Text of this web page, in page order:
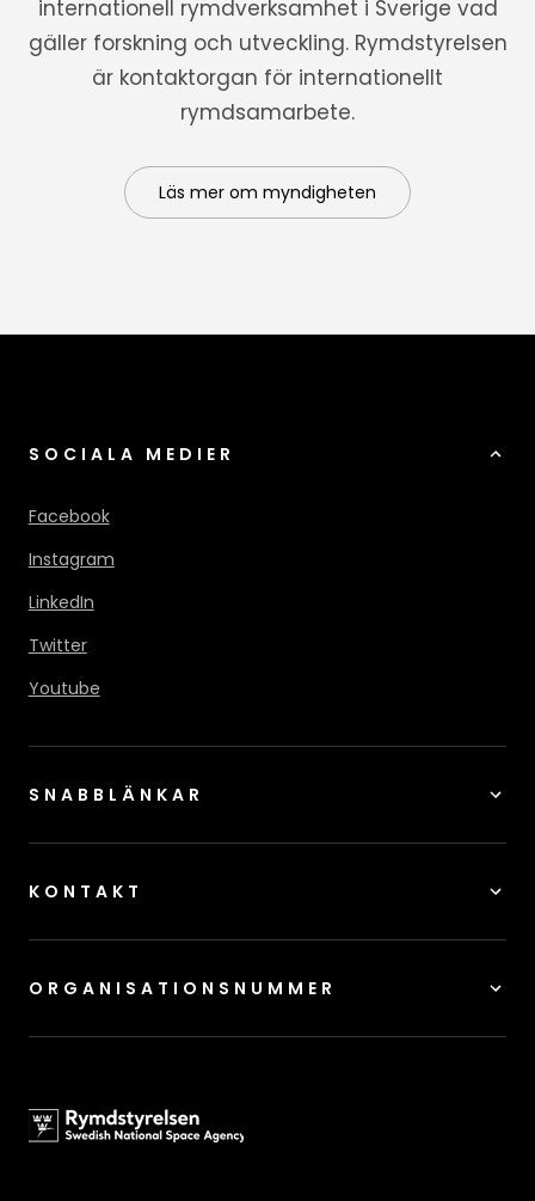
internationell rymdverksamhet i Sverige vad
gäller forskning och utveckling. Rymdstyrelsen
är kontaktorgan för internationellt
rymdsamarbete.
Läs mer om myndigheten
SOCIALA MEDIER
Facebook
Instagram
LinkedIn
Twitter
Youtube
SNABBLÄNKAR
KONTAKT
ORGANISATIONSNUMMER